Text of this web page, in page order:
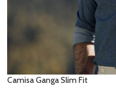
Camisa Ganga Slim Fit